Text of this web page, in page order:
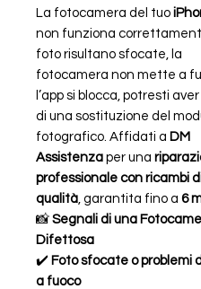
La fotocamera del tuo
non funziona
foto risultano sfocate, la
fotocamera non mette a
l’app si blocca, potresti
di una sostituzione del
fotografico. Affidati a DM
Assistenza per una
professionale con ricambi
qualità , garantita fino a 6
📸 Segnali di una
Difettosa
✔️ Foto sfocate o problemi
a fuoco